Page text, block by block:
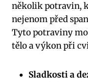
několik potravin,
nejenom před
Tyto potraviny
tělo a výkon při
Sladkosti a